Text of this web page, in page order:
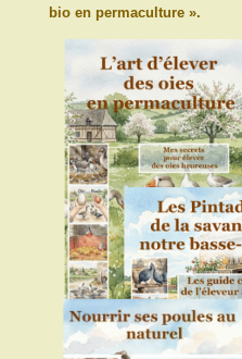
bio en permaculture ».